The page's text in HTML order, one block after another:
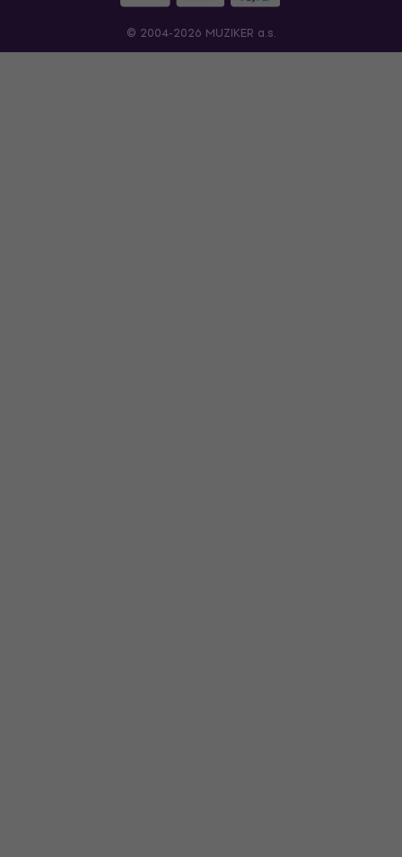
© 2004-2026 MUZIKER a.s.